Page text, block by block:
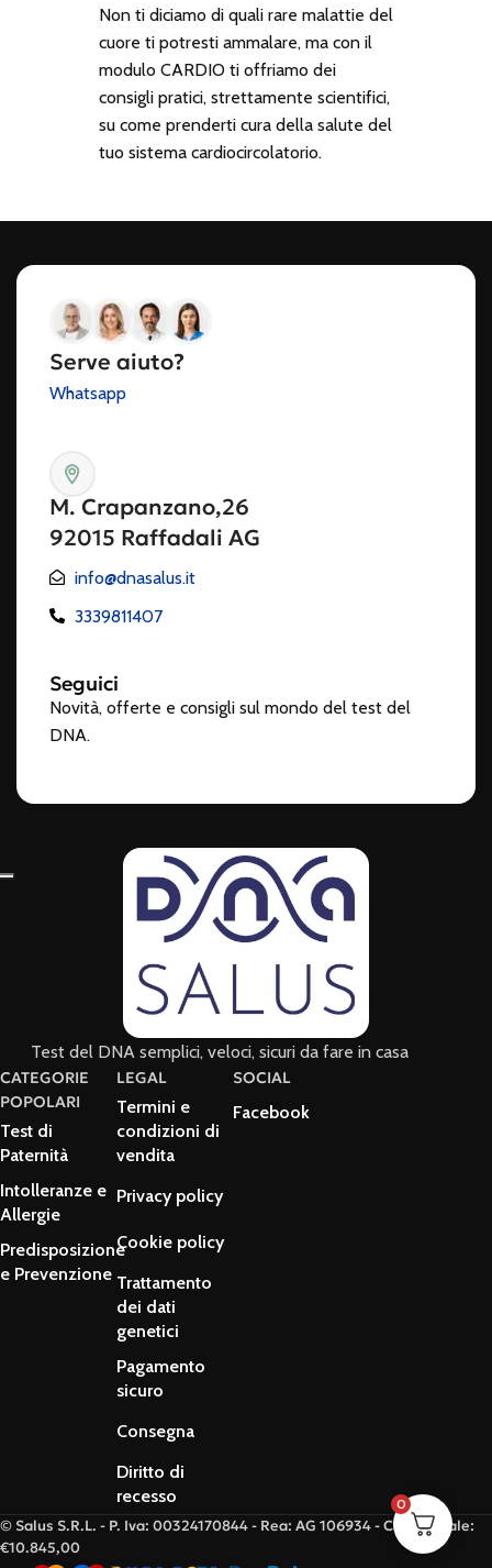
Non ti diciamo di quali rare malattie del
cuore ti potresti ammalare, ma con il
modulo CARDIO ti offriamo dei
consigli pratici, strettamente scientifici,
su come prenderti cura della salute del
tuo sistema cardiocircolatorio.
Serve aiuto?
Whatsapp
M. Crapanzano,26
92015 Raffadali AG
info@dnasalus.it
3339811407
Seguici
Novità, offerte e consigli sul mondo del test del
DNA.
Test del DNA semplici, veloci, sicuri da fare in casa
CATEGORIE
POPOLARI
Test di
Paternità
Intolleranze e
Allergie
Predisposizione
e Prevenzione
LEGAL
Termini e
condizioni di
vendita
Privacy policy
Cookie policy
Trattamento
dei dati
genetici
Pagamento
sicuro
Consegna
Diritto di
recesso
SOCIAL
Facebook
© Salus S.R.L. - P. Iva: 00324170844 - Rea: AG 106934 - Cap. Sociale:
€10.845,00
0